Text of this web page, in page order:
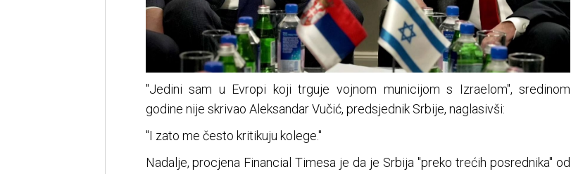
"Jedini sam u Evropi koji trguje vojnom municijom s Izraelom", sredinom
godine nije skrivao Aleksandar Vučić, predsjednik Srbije, naglasivši:
"I zato me često kritikuju kolege."
Nadalje, procjena Financial Timesa je da je Srbija "preko trećih posrednika" od